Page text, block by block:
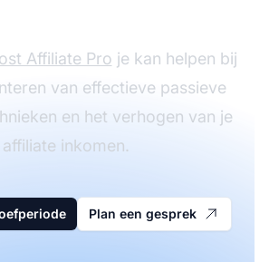
Affiliate Pro je kan helpen bij
van effectieve passieve
en het verhogen van je
affiliate inkomen.
Plan een gesprek